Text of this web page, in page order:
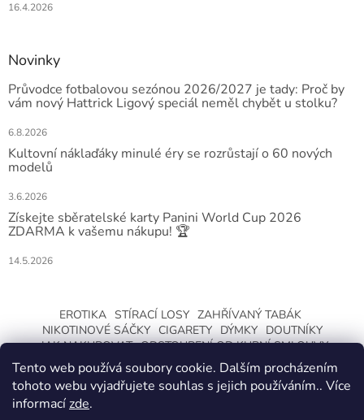
Tento web používá soubory cookie. Dalším procházením
tohoto webu vyjadřujete souhlas s jejich používáním.. Více
informacízde.
16.4.2026
Novinky
Průvodce fotbalovou sezónou 2026/2027 je tady: Proč by
vám nový Hattrick Ligový speciál neměl chybět u stolku?
6.8.2026
Kultovní náklaďáky minulé éry se rozrůstají o 60 nových
modelů
3.6.2026
Získejte sběratelské karty Panini World Cup 2026
ZDARMA k vašemu nákupu! 🏆
14.5.2026
EROTIKA STÍRACÍ LOSY ZAHŘÍVANÝ TABÁK
NIKOTINOVÉ SÁČKY CIGARETY DÝMKY
DOUTNÍKY
JAK NAKUPOVAT ODSTOUPENÍ OD KUPNÍ SMLOUVY